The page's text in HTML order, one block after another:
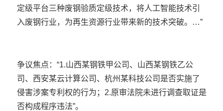
定级平台三种废钢验质定级技术，将人工智能技术引
入废钢行业，为再生资源行业带来新的技术突破。…”
争议焦点：“1.山西某钢铁甲公司、山西某钢铁乙公
司、西安某云计算公司、杭州某科技公司是否实施了
侵害涉案专利权的行为；2.原审法院未进行调查取证是
否构成程序违法”。